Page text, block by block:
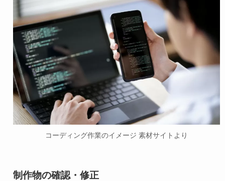
コーディング作業のイメージ 素材サイトより
制作物の確認・修正